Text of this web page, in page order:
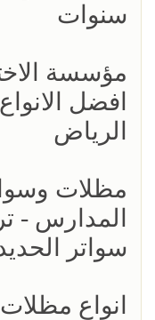
سنوات
افضل
الرياض
المدارس -
سواتر
انواع